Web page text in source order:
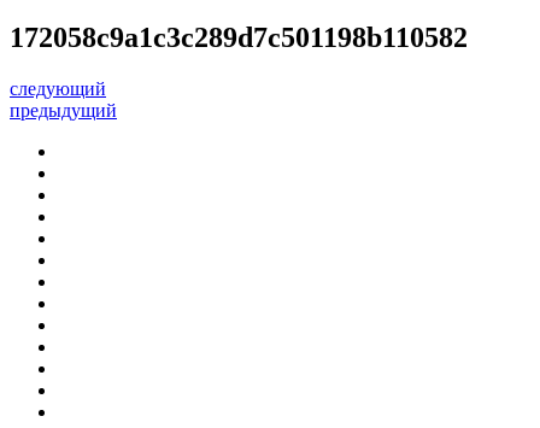
172058c9a1c3c289d7c501198b110582
следующий
предыдущий